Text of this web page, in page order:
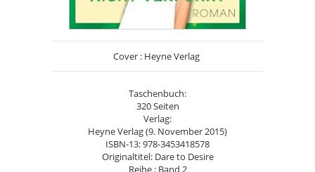
Cover : Heyne Verlag
Taschenbuch:
320 Seiten
Verlag:
Heyne Verlag (9. November 2015)
ISBN-13: 978-3453418578
Originaltitel: Dare to Desire
Reihe : Band 2